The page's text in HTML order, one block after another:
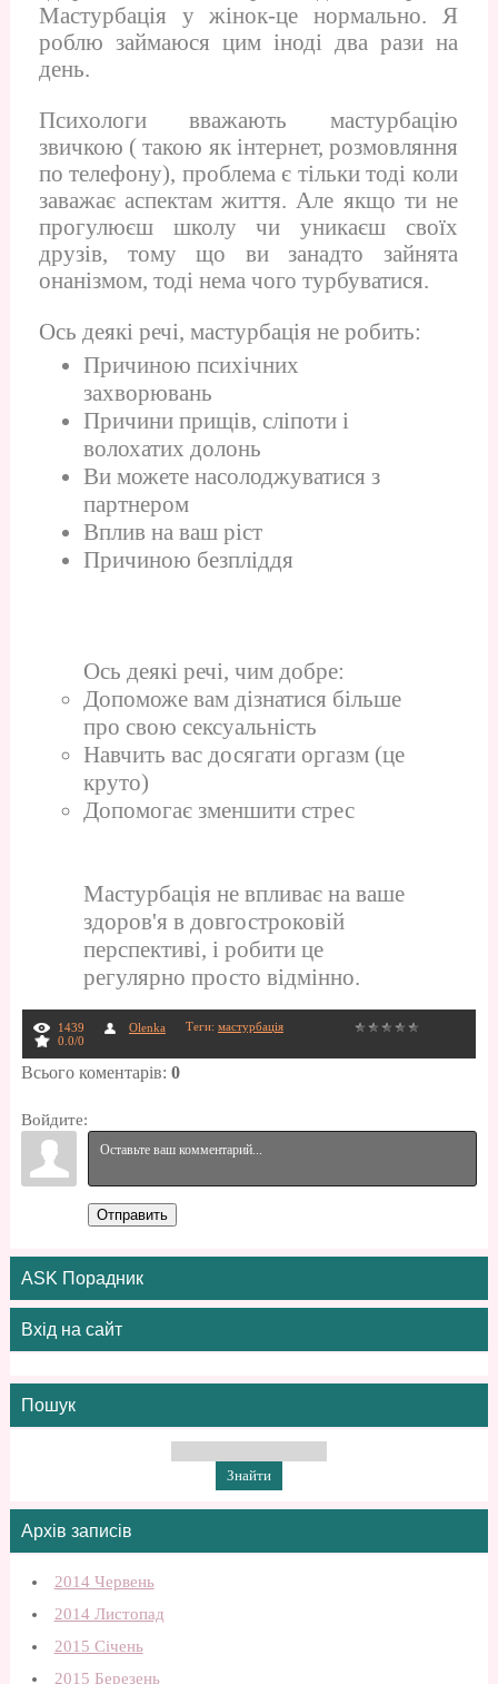
Мастурбація у жінок-це нормально. Я
роблю займаюся цим іноді два рази на
день.
Психологи вважають мастурбацію
звичкою ( такою як інтернет, розмовляння
по телефону), проблема є тільки тоді коли
заважає аспектам життя. Але якщо ти не
прогулюєш школу чи уникаєш своїх
друзів, тому що ви занадто зайнята
онанізмом, тоді нема чого турбуватися.
Ось деякі речі, мастурбація не робить:
Причиною психічних
захворювань
Причини прищів, сліпоти і
волохатих долонь
Ви можете насолоджуватися з
партнером
Вплив на ваш ріст
Причиною безпліддя
Ось деякі речі, чим добре:
Допоможе вам дізнатися більше
про свою сексуальність
Навчить вас досягати оргазм (це
круто)
Допомогає зменшити стрес
Мастурбація не впливає на ваше
здоров'я в довгостроковій
перспективі, і робити це
регулярно просто відмінно.
1439 Olenka Теги: мастурбація
0.0/0
Всього коментарів: 0
Войдите:
Отправить
ASK Порадник
Вхід на сайт
Пошук
Архів записів
2014 Червень
2014 Листопад
2015 Січень
2015 Березень